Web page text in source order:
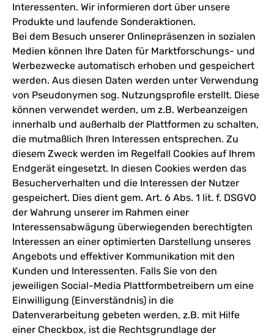
Interessenten. Wir informieren dort über unsere
Produkte und laufende Sonderaktionen.
Bei dem Besuch unserer Onlinepräsenzen in sozialen
Medien können Ihre Daten für Marktforschungs- und
Werbezwecke automatisch erhoben und gespeichert
werden. Aus diesen Daten werden unter Verwendung
von Pseudonymen sog. Nutzungsprofile erstellt. Diese
können verwendet werden, um z.B. Werbeanzeigen
innerhalb und außerhalb der Plattformen zu schalten,
die mutmaßlich Ihren Interessen entsprechen. Zu
diesem Zweck werden im Regelfall Cookies auf Ihrem
Endgerät eingesetzt. In diesen Cookies werden das
Besucherverhalten und die Interessen der Nutzer
gespeichert. Dies dient gem. Art. 6 Abs. 1 lit. f. DSGVO
der Wahrung unserer im Rahmen einer
Interessensabwägung überwiegenden berechtigten
Interessen an einer optimierten Darstellung unseres
Angebots und effektiver Kommunikation mit den
Kunden und Interessenten. Falls Sie von den
jeweiligen Social-Media Plattformbetreibern um eine
Einwilligung (Einverständnis) in die
Datenverarbeitung gebeten werden, z.B. mit Hilfe
einer Checkbox, ist die Rechtsgrundlage der